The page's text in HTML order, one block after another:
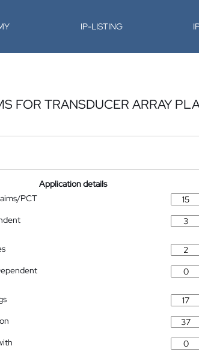
IP-LISTING
TRANSDUCER ARRAY
Application details
PCT